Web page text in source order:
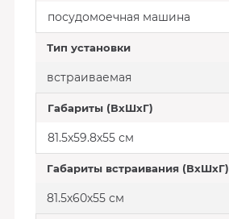
посудомоечная машина
Тип установки
встраиваемая
Габариты (ВхШхГ)
81.5х59.8х55 см
Габариты встраивания (ВхШхГ)
81.5х60х55 см